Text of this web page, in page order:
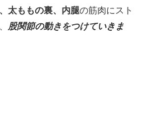
太ももの裏、内腿の筋肉にスト
股関節の動きをつけていきま